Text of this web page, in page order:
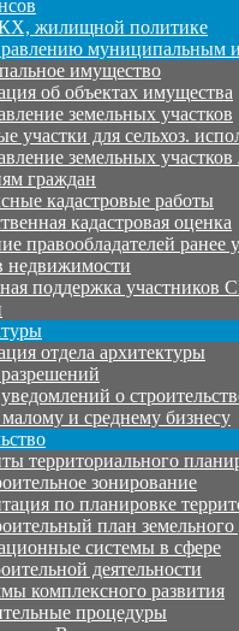
жилищной политике
муниципальным
имущество
об объектах имущества
земельных участков
участки для сельхоз.
земельных
граждан
кадастровые работы
кадастровая оценка
правообладателей ранее
недвижимости
поддержка участников
отдела архитектуры
о
и среднему бизнесу
территориального
зонирование
по планировке
план земельного
системы в сфере
деятельности
комплексного развития
процедуры